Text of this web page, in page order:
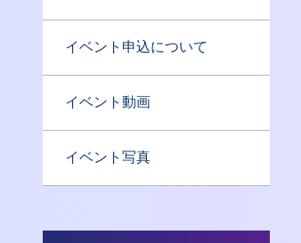
イベント申込について
イベント動画
イベント写真